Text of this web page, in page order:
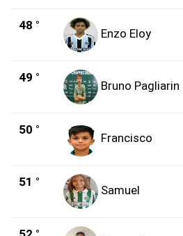
48 °
Enzo Eloy
49 °
Bruno Pagliarin
50 °
Francisco
51 °
Samuel